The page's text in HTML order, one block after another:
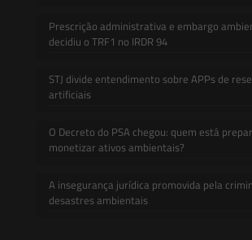
Prescrição administrativa e embargo
decidiu o TRF1 no IRDR 94
STJ divide entendimento sobre APPs de
artificiais
O Decreto do PSA chegou: quem está
monetizar ativos ambientais?
A insegurança jurídica promovida pela
desastres ambientais